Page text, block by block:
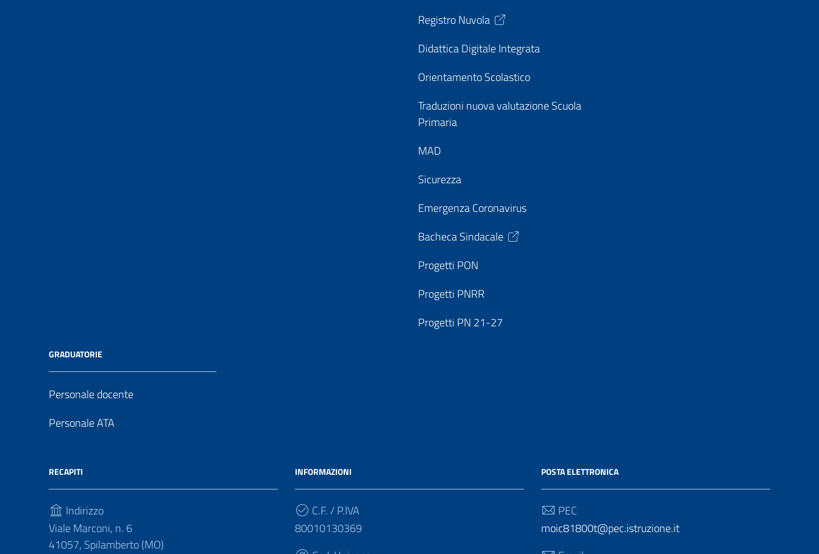
Registro Nuvola
Didattica Digitale Integrata
Orientamento Scolastico
Traduzioni nuova valutazione Scuola
Primaria
MAD
Sicurezza
Emergenza Coronavirus
Bacheca Sindacale
Progetti PON
Progetti PNRR
Progetti PN 21-27
GRADUATORIE
Personale docente
Personale ATA
RECAPITI
Indirizzo
Viale Marconi, n. 6
41057, Spilamberto (MO)
INFORMAZIONI
C.F. / P.IVA
80010130369
POSTA ELETTRONICA
PEC
moic81800t@pec.istruzione.it